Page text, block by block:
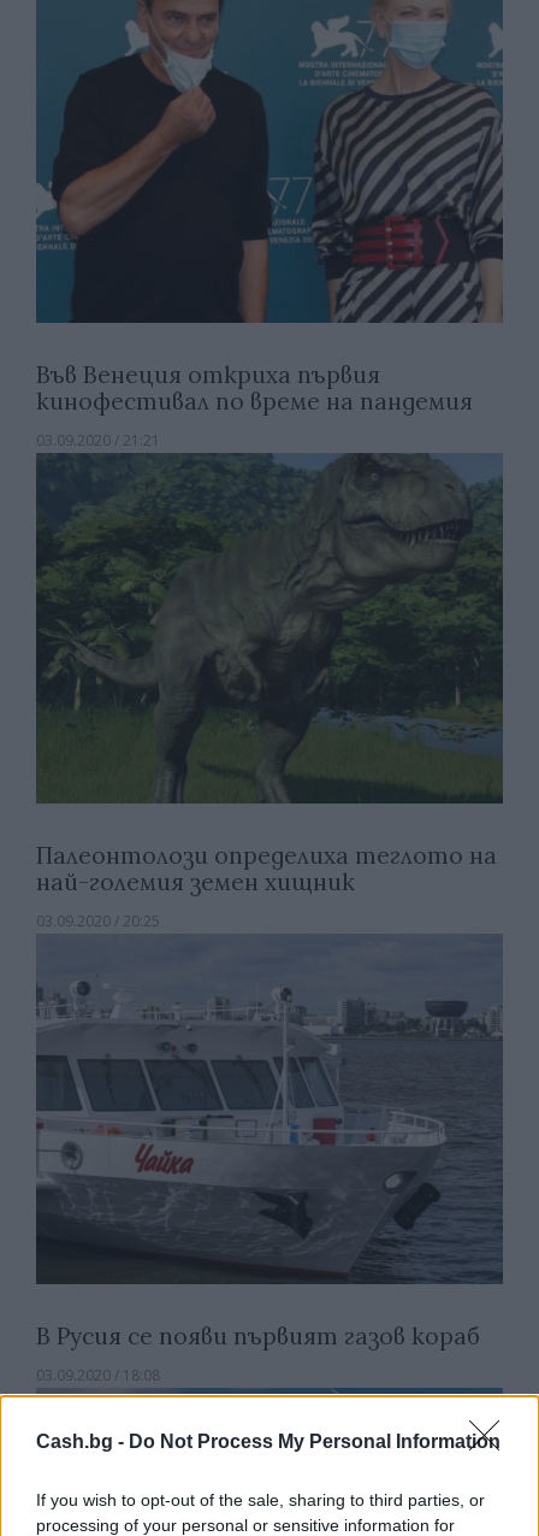
Cash.bg - Do Not Process My Personal Information
If you wish to opt-out of the sale, sharing to third parties, or
processing of your personal or sensitive information for
Във Венеция откриха първия
кинофестивал по време на пандемия
03.09.2020 / 21:21
Палеонтолози определиха теглото на
най-големия земен хищник
03.09.2020 / 20:25
В Русия се появи първият газов кораб
03.09.2020 / 18:08